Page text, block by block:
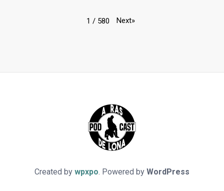
1 / 580 Next»
Created by wpxpo. Powered by WordPress